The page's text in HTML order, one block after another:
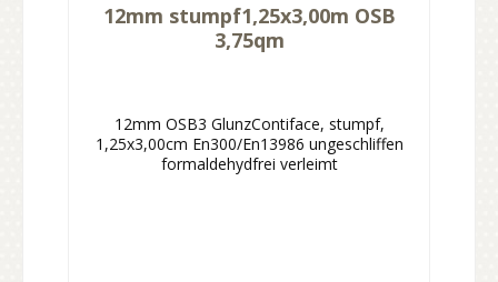
12mm stumpf1,25x3,00m OSB
3,75qm
12mm OSB3 GlunzContiface, stumpf,
1,25x3,00cm En300/En13986 ungeschliffen
formaldehydfrei verleimt